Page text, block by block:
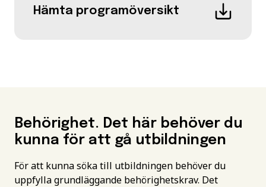
Hämta programöversikt
Behörighet. Det här behöver du
kunna för att gå utbildningen
För att kunna söka till utbildningen behöver du
uppfylla grundläggande behörighetskrav. Det